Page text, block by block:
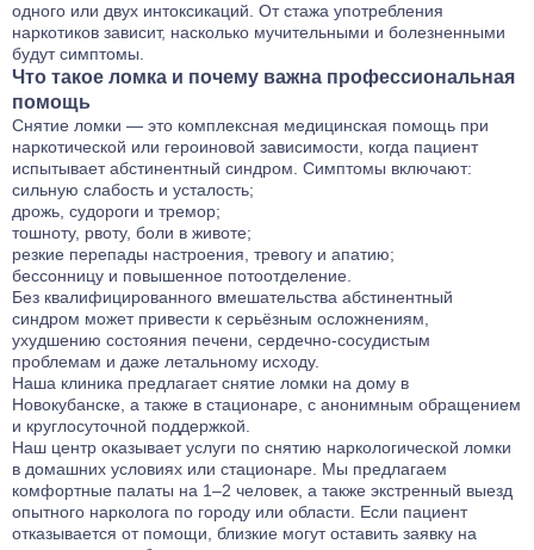
одного или двух интоксикаций. От стажа употребления
наркотиков зависит, насколько мучительными и болезненными
будут симптомы.
Что такое ломка и почему важна профессиональная
помощь
Снятие ломки — это комплексная медицинская помощь при
наркотической или героиновой зависимости, когда пациент
испытывает абстинентный синдром. Симптомы включают:
сильную слабость и усталость;
дрожь, судороги и тремор;
тошноту, рвоту, боли в животе;
резкие перепады настроения, тревогу и апатию;
бессонницу и повышенное потоотделение.
Без квалифицированного вмешательства абстинентный
синдром может привести к серьёзным осложнениям,
ухудшению состояния печени, сердечно-сосудистым
проблемам и даже летальному исходу.
Наша клиника предлагает снятие ломки на дому в
Новокубанске, а также в стационаре, с анонимным обращением
и круглосуточной поддержкой.
Наш центр оказывает услуги по снятию наркологической ломки
в домашних условиях или стационаре. Мы предлагаем
комфортные палаты на 1–2 человек, а также экстренный выезд
опытного нарколога по городу или области. Если пациент
отказывается от помощи, близкие могут оставить заявку на